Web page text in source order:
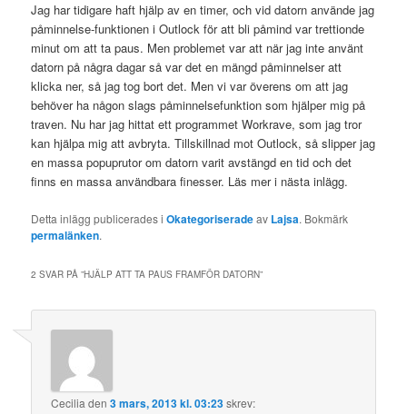
Jag har tidigare haft hjälp av en timer, och vid datorn använde jag
påminnelse-funktionen i Outlock för att bli påmind var trettionde
minut om att ta paus. Men problemet var att när jag inte använt
datorn på några dagar så var det en mängd påminnelser att
klicka ner, så jag tog bort det. Men vi var överens om att jag
behöver ha någon slags påminnelsefunktion som hjälper mig på
traven. Nu har jag hittat ett programmet Workrave, som jag tror
kan hjälpa mig att avbryta. Tillskillnad mot Outlock, så slipper jag
en massa popuprutor om datorn varit avstängd en tid och det
finns en massa användbara finesser. Läs mer i nästa inlägg.
Detta inlägg publicerades iOkategoriseradeav Lajsa. Bokmärk
permalänken.
2 SVAR PÅ ”HJÄLP ATT TA PAUS FRAMFÖR DATORN”
Cecilia den3 mars, 2013 kl. 03:23skrev: